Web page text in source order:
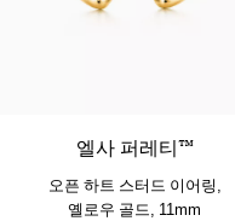
엘사 퍼레티™
오픈 하트 스터드 이어링,
옐로우 골드, 11mm